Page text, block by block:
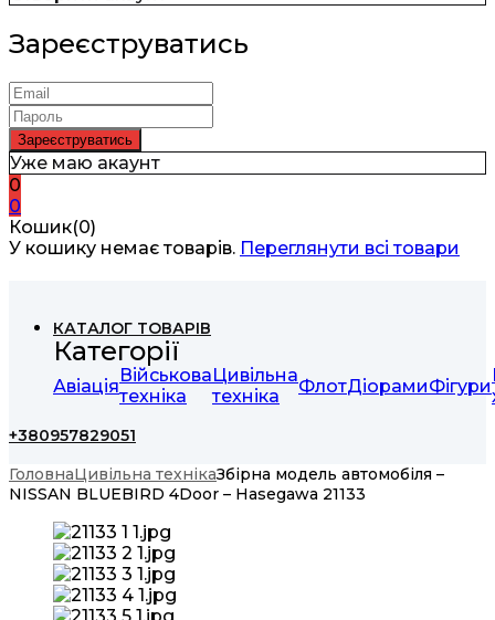
Зареєструватись
Уже маю акаунт
0
0
Кошик(0)
У кошику немає товарів. Переглянути всі товари
КАТАЛОГ ТОВАРІВ
Категорії
АвіаціяВійськова
техніка
Цивільна
техніка
ФлотДіорамиФігури
+380957829051
ГоловнаЦивільна технікаЗбірна модель автомобіля –
NISSAN BLUEBIRD 4Door – Hasegawa 21133